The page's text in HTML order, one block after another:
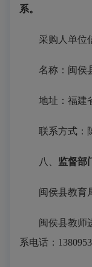
系。
采购人单位
名称：闽侯
地址：福建
联系方式：
八、 监督部
闽侯县教育
闽侯县教师
系电话：